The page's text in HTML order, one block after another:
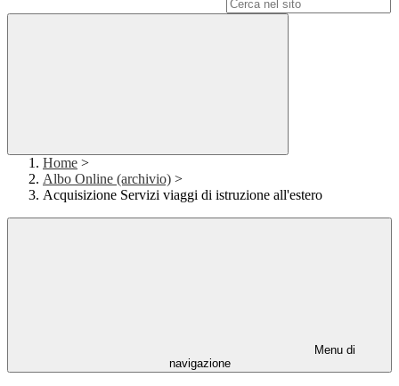
Home >
Albo Online (archivio) >
Acquisizione Servizi viaggi di istruzione all'estero
Menu di
navigazione